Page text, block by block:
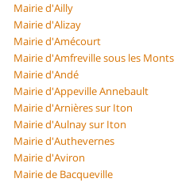
Mairie d'Ailly
Mairie d'Alizay
Mairie d'Amécourt
Mairie d'Amfreville sous les Monts
Mairie d'Andé
Mairie d'Appeville Annebault
Mairie d'Arnières sur Iton
Mairie d'Aulnay sur Iton
Mairie d'Authevernes
Mairie d'Aviron
Mairie de Bacqueville